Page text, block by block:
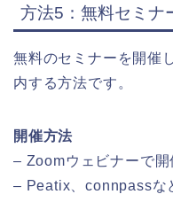
方法5：無料セミナ
無料のセミナーを開催
内する方法です。
開催方法
– Zoomウェビナーで開
– Peatix、connpassな